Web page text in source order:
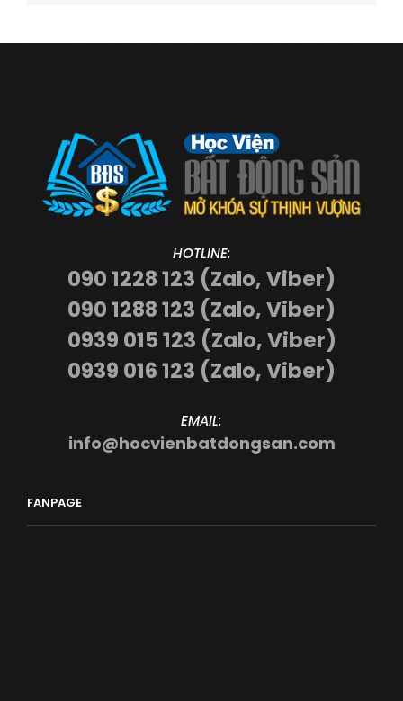
HOTLINE:
090 1228 123 (Zalo, Viber)
090 1288 123 (Zalo, Viber)
0939 015 123 (Zalo, Viber)
0939 016 123 (Zalo, Viber)
EMAIL:
info@hocvienbatdongsan.com
FANPAGE